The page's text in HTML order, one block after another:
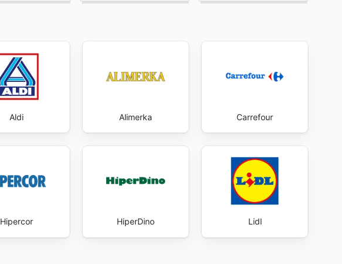
Aldi Alimerka Carrefour
Hipercor HiperDino Lidl